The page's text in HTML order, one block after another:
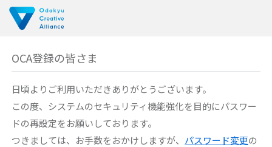
OCA登録の皆さま
日頃よりご利用いただきありがとうございます。
この度、システムのセキュリティ機能強化を目的にパスワー
ドの再設定をお願いしております。
つきましては、お手数をおかけしますが、 パスワード変更の